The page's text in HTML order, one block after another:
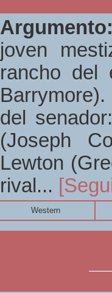
joven
rancho del
del
(Joseph
Lewton
rival...
Western